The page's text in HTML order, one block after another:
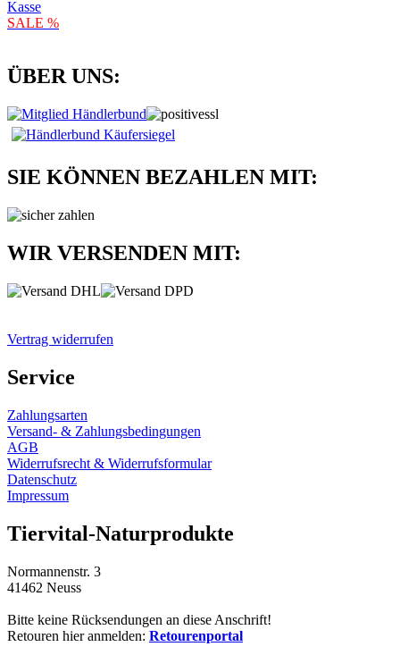
Kasse
SALE %
ÜBER UNS:
SIE KÖNNEN BEZAHLEN MIT:
WIR VERSENDEN MIT:
Vertrag widerrufen
Service
Zahlungsarten
Versand- & Zahlungsbedingungen
AGB
Widerrufsrecht & Widerrufsformular
Datenschutz
Impressum
Tiervital-Naturprodukte
Normannenstr. 3
41462 Neuss
Bitte keine Rücksendungen an diese Anschrift!
Retouren hier anmelden: Retourenportal